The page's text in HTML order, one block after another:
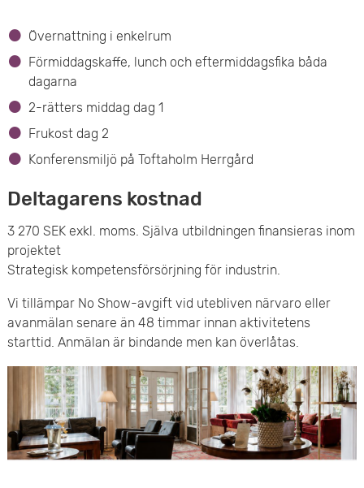
Övernattning i enkelrum
Förmiddagskaffe, lunch och eftermiddagsfika båda
dagarna
2-rätters middag dag 1
Frukost dag 2
Konferensmiljö på Toftaholm Herrgård
Deltagarens kostnad
3 270 SEK exkl. moms. Själva utbildningen finansieras inom
projektet
Strategisk kompetensförsörjning för industrin.
Vi tillämpar No Show-avgift vid utebliven närvaro eller
avanmälan senare än 48 timmar innan aktivitetens
starttid. Anmälan är bindande men kan överlåtas.